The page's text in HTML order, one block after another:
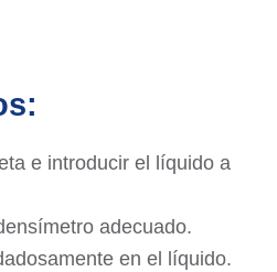
e introducir el líquido a
adecuado.
en el líquido.